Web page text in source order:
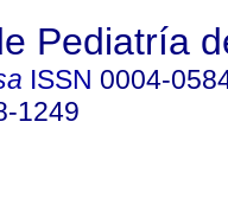
Pediatría
ISSN 0004-
1249